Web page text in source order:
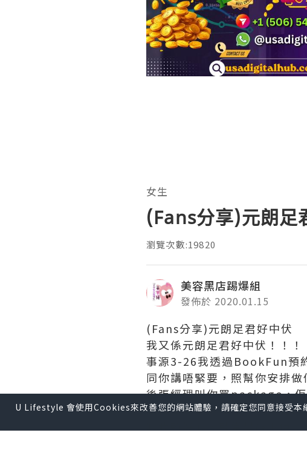
女生
(Fans分享)元朗
瀏覽次數:19820
美容黑店踢爆組
發佈於 2020.01.15
(Fans分享)元朗足君好中伏
我又係元朗足君好中伏！！！
事源3-26我透過BookFun預
同你講唔緊要，照幫你安排
後張經理叫你買package，
司做普通全身按摩，結果我
咁我賴好心，就當幫襯下佢
U Lifestyle 會使用Cookies來改善您的網站體驗，請確定您同意接受本